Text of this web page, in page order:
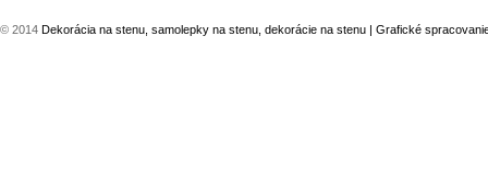
© 2014 Dekorácia na stenu, samolepky na stenu, dekorácie na stenu | Grafické